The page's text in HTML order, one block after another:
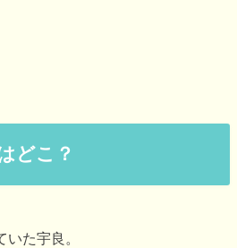
どこ？
た宇良。